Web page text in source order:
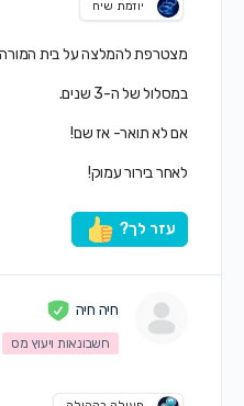
יוזמת שיח
מצטרפת להמלצה על בית המורה,
במסלול של ה-3 שנים.
אם לא תואר- אז שם!
לאחר בירור עמוק!
עזר לך?
חיה חיה
חשבונאות ויעוץ מס